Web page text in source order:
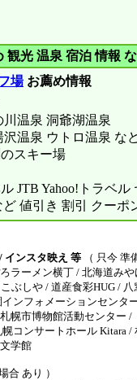
観光 温泉 宿泊 情報
場お薦め情報
温泉 洞爺湖温泉
温泉 ウトロ温泉 な
スキー場
JTB Yahoo!トラベル
値引き 割引 クーポ
インスタ映え 等 （ 只今 準
ラーメン横丁 / 北海道み
ぶしや / 道産食彩HUG / 八
ンフォメーションセンタ
幌市博物館活動センター /
コンサートホール Kitara /
学館
合 あり ）